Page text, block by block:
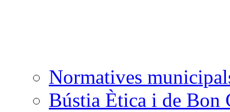
Normatives
Bústia Ètica i de Bon